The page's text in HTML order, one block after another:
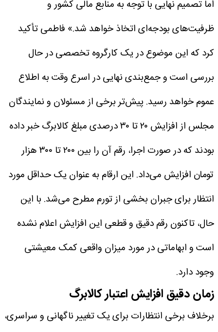
اما تصمیم نهایی با توجه به منابع مالی کشور و
ظرفیت‌های بودجه‌ای اتخاذ خواهد شد.» فاطمی تأکید
کرد که این موضوع در یک کارگروه تخصصی در حال
بررسی است و جمع‌بندی نهایی در اسرع وقت به اطلاع
عموم خواهد رسید. پیش‌تر برخی از مسئولان و نمایندگان
مجلس از افزایش ۲۰ تا ۳۰ درصدی مبلغ کالابرگ خبر داده
بودند که در صورت اجرا، رقم آن را بین ۲۰۰ تا ۳۰۰ هزار
تومان افزایش می‌داد. این ارقام به عنوان یک حداقل مورد
انتظار برای جبران بخشی از تورم مطرح می‌شد. با این
حال، تاکنون رقم دقیق و قطعی این افزایش اعلام نشده
است و ابهاماتی در مورد میزان واقعی کمک معیشتی
وجود دارد.
زمان دقیق افزایش اعتبار کالابرگ
برخلاف برخی انتظارات برای یک تغییر ناگهانی و سراسری،